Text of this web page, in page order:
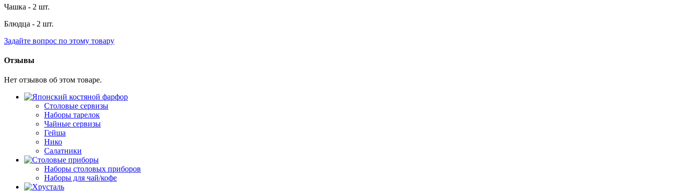
Чашка - 2 шт.
Блюдца - 2 шт.
Задайте вопрос по этому товару
Отзывы
Нет отзывов об этом товаре.
Столовые сервизы
Наборы тарелок
Чайные сервизы
Гейша
Нико
Салатники
Наборы столовых приборов
Наборы для чай/кофе